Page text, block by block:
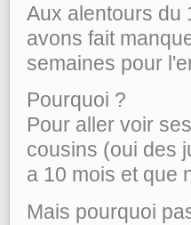
Aux alentours du
avons fait
semaines pour
Pourquoi ?
Pour aller voir
cousins (oui des
a 10 mois et que
Mais pourquoi